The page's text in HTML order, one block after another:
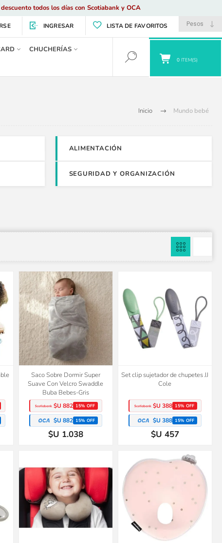
todos los días con Scotiabank y OCA
INGRESAR LISTA DE FAVORITOS
CHUCHERÍAS
0 ITEM(S)
Inicio Mundo bebé
ALIMENTACIÓN
SEGURIDAD Y ORGANIZACIÓN
Saco Sobre Dormir Super
Suave Con Velcro Swaddle
Buba Bebes-Gris
$U 882 15% OFF
$U 882 15% OFF
$U 1.038
Set clip sujetador de chupetes JJ
Cole
$U 388 15% OFF
$U 388 15% OFF
$U 457